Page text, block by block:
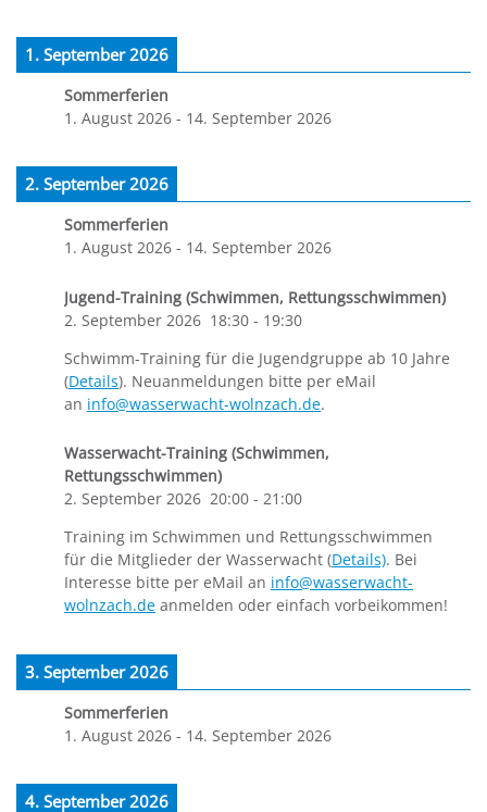
1. September 2026
Sommerferien
1. August 2026 - 14. September 2026
2. September 2026
Sommerferien
1. August 2026 - 14. September 2026
Jugend-Training (Schwimmen, Rettungsschwimmen)
2. September 2026 18:30 - 19:30
Schwimm-Training für die Jugendgruppe ab 10 Jahre
(Details). Neuanmeldungen bitte per eMail
an info@wasserwacht-wolnzach.de.
Wasserwacht-Training (Schwimmen,
Rettungsschwimmen)
2. September 2026 20:00 - 21:00
Training im Schwimmen und Rettungsschwimmen
für die Mitglieder der Wasserwacht (Details). Bei
Interesse bitte per eMail an info@wasserwacht-
wolnzach.de anmelden oder einfach vorbeikommen!
3. September 2026
Sommerferien
1. August 2026 - 14. September 2026
4. September 2026